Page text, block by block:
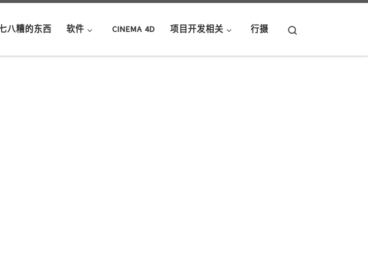
八糟的东西 软件 CINEMA 4D 项目开发相关 行摄